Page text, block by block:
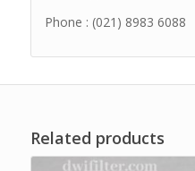
Phone : (021) 8983 6088
Related products